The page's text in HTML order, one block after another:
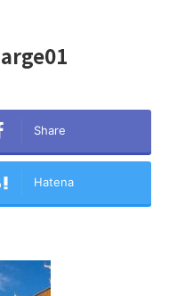
Share
Hatena